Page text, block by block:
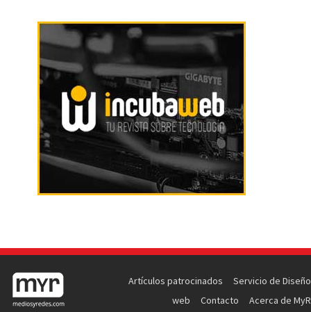
Artículos patrocinados
Servicio de Diseño
web
Contacto Acerca de MyR